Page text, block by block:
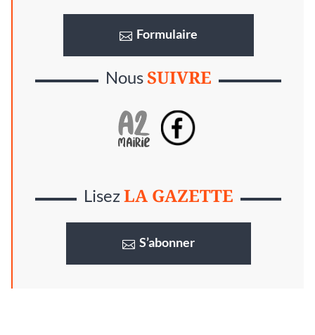
Formulaire
NousSUIVRE
LisezLA GAZETTE
S’abonner